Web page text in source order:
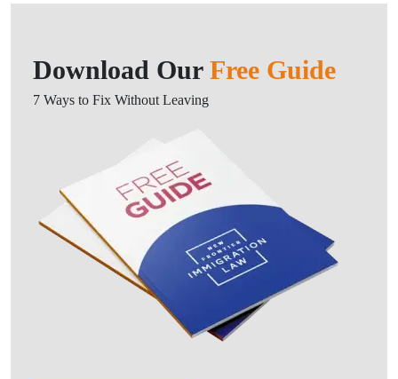
Download Our Free Guide
7 Ways to Fix Without Leaving